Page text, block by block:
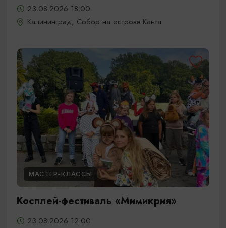
23.08.2026 18:00
Калининград, Собор на острове Канта
МАСТЕР-КЛАССЫ
Косплей-фестиваль «Мимикрия»
23.08.2026 12:00